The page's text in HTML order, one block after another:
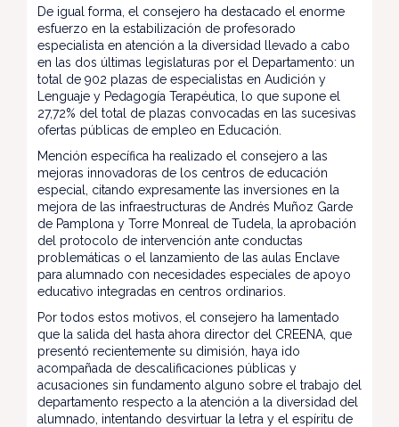
De igual forma, el consejero ha destacado el enorme
esfuerzo en la estabilización de profesorado
especialista en atención a la diversidad llevado a cabo
en las dos últimas legislaturas por el Departamento: un
total de 902 plazas de especialistas en Audición y
Lenguaje y Pedagogía Terapéutica, lo que supone el
27,72% del total de plazas convocadas en las sucesivas
ofertas públicas de empleo en Educación.
Mención específica ha realizado el consejero a las
mejoras innovadoras de los centros de educación
especial, citando expresamente las inversiones en la
mejora de las infraestructuras de Andrés Muñoz Garde
de Pamplona y Torre Monreal de Tudela, la aprobación
del protocolo de intervención ante conductas
problemáticas o el lanzamiento de las aulas Enclave
para alumnado con necesidades especiales de apoyo
educativo integradas en centros ordinarios.
Por todos estos motivos, el consejero ha lamentado
que la salida del hasta ahora director del CREENA, que
presentó recientemente su dimisión, haya ido
acompañada de descalificaciones públicas y
acusaciones sin fundamento alguno sobre el trabajo del
departamento respecto a la atención a la diversidad del
alumnado, intentando desvirtuar la letra y el espíritu de